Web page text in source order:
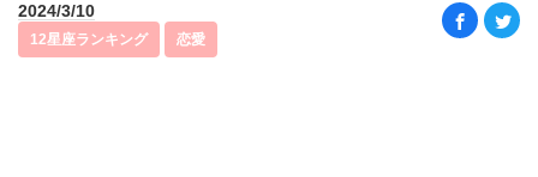
2024/3/10
12星座ランキング 恋愛